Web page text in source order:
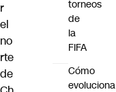
r
el
no
rte
de
torneos
de
la
FIFA
Cómo
evoluciona